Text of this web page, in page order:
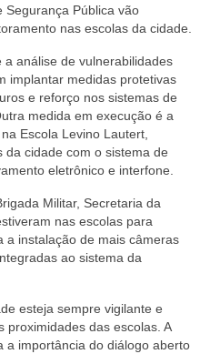
Segurança Pública vão
nas escolas da cidade.
análise de vulnerabilidades
implantar medidas protetivas
e reforço nos sistemas de
medida em execução é a
Escola Levino Lautert,
cidade com o sistema de
eletrônico e interfone.
Militar, Secretaria da
nas escolas para
a instalação de mais câmeras
ao sistema da
esteja sempre vigilante e
proximidades das escolas. A
a importância do diálogo aberto